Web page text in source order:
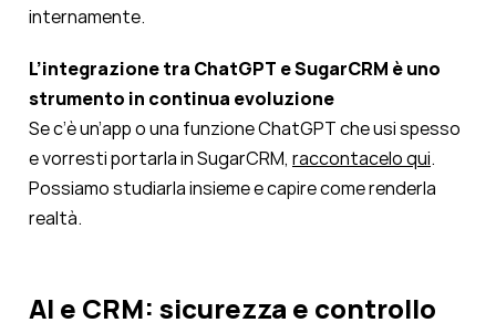
internamente.
L’integrazione tra ChatGPT e SugarCRM è uno
strumento in continua evoluzione
Se c’è un’app o una funzione ChatGPT che usi spesso
e vorresti portarla in SugarCRM, raccontacelo qui.
Possiamo studiarla insieme e capire come renderla
realtà.
AI e CRM: sicurezza e controllo